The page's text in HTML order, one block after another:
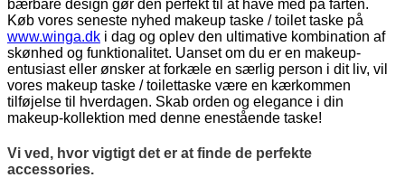
bærbare design gør den perfekt til at have med på farten.
Køb vores seneste nyhed makeup taske / toilet taske på
www.winga.dk i dag og oplev den ultimative kombination af
skønhed og funktionalitet. Uanset om du er en makeup-
entusiast eller ønsker at forkæle en særlig person i dit liv, vil
vores makeup taske / toilettaske være en kærkommen
tilføjelse til hverdagen. Skab orden og elegance i din
makeup-kollektion med denne enestående taske!
Vi ved, hvor vigtigt det er at finde de perfekte
accessories.